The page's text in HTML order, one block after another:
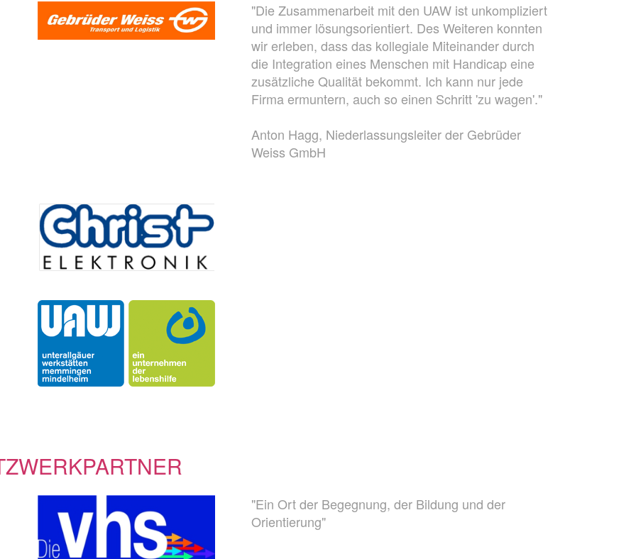
"Die Zusammenarbeit mit den UAW ist unkompliziert
und immer lösungsorientiert. Des Weiteren konnten
wir erleben, dass das kollegiale Miteinander durch
die Integration eines Menschen mit Handicap eine
zusätzliche Qualität bekommt. Ich kann nur jede
Firma ermuntern, auch so einen Schritt 'zu wagen'."
Anton Hagg, Niederlassungsleiter der Gebrüder
Weiss GmbH
"Ein Ort der Begegnung, der Bildung und der
Orientierung"